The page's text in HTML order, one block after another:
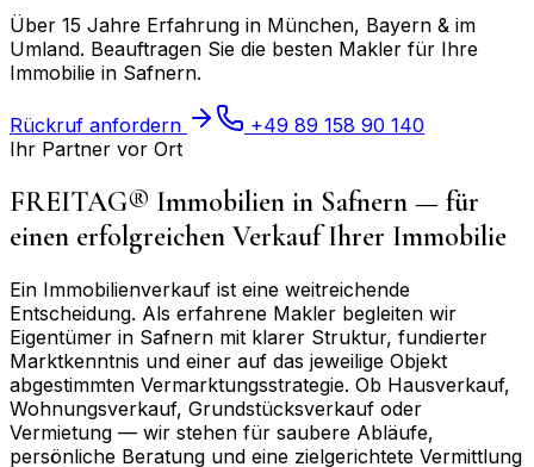
Über 15 Jahre Erfahrung in München, Bayern & im
Umland. Beauftragen Sie die besten Makler für Ihre
Immobilie in Safnern.
Rückruf anfordern
+49 89 158 90 140
Ihr Partner vor Ort
FREITAG® Immobilien in Safnern — für
einen erfolgreichen Verkauf Ihrer Immobilie
Ein Immobilienverkauf ist eine weitreichende
Entscheidung. Als erfahrene Makler begleiten wir
Eigentümer in Safnern mit klarer Struktur, fundierter
Marktkenntnis und einer auf das jeweilige Objekt
abgestimmten Vermarktungsstrategie. Ob Hausverkauf,
Wohnungsverkauf, Grundstücksverkauf oder
Vermietung — wir stehen für saubere Abläufe,
persönliche Beratung und eine zielgerichtete Vermittlung